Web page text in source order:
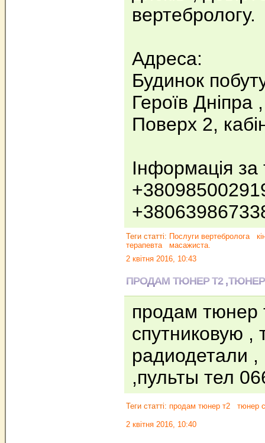
вертебрологу.
Адреса:
Будинок
Героїв Дніпра
Поверх 2,
Інформація за
Теги статті: Послуги вертебролога
терапевта
масажиста.
2 квітня 2016, 10:43
ПРОДАМ ТЮНЕР Т2
продам тюнер
спутниковую ,
радиодетали
,пульты тел
Теги статті: продам тюнер т2 тюнер
2 квітня 2016, 10:40